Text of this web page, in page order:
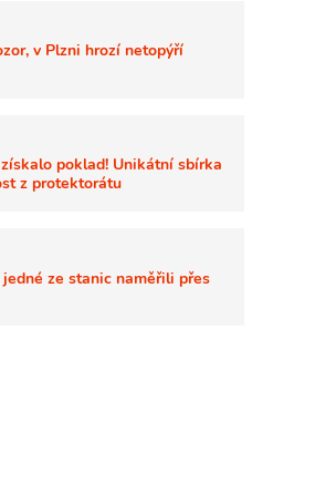
v Plzni hrozí netopýří
poklad! Unikátní sbírka
z protektorátu
ze stanic naměřili přes